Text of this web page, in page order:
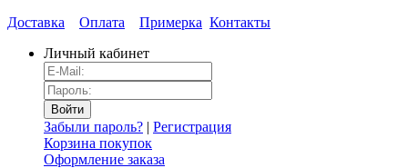
Доставка Оплата Примерка Контакты
Личный кабинет
Забыли пароль? | Регистрация
Корзина покупок
Оформление заказа